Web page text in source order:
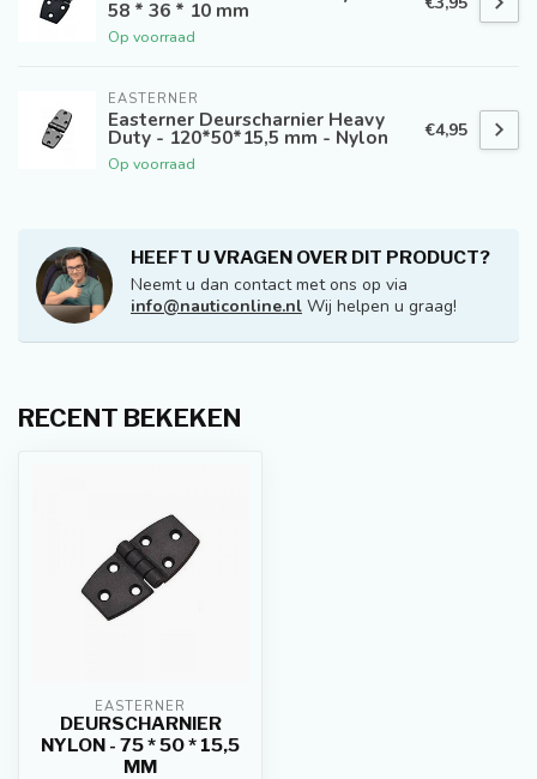
58 * 36 * 10 mm
Op voorraad
EASTERNER
Easterner Deurscharnier Heavy
Duty - 120*50*15,5 mm - Nylon
Op voorraad
€4,95
HEEFT U VRAGEN OVER DIT PRODUCT?
Neemt u dan contact met ons op via
info@nauticonline.nl Wij helpen u graag!
RECENT BEKEKEN
EASTERNER
DEURSCHARNIER
NYLON - 75 * 50 * 15,5
MM